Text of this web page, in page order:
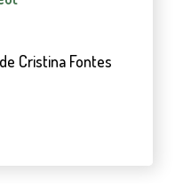
Cristina Fontes